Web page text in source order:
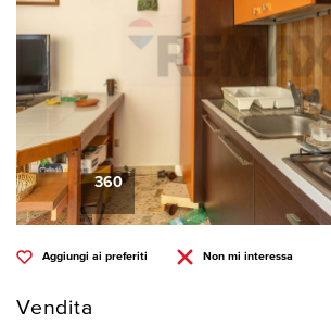
360
Aggiungi ai preferiti Non mi interessa
Vendita